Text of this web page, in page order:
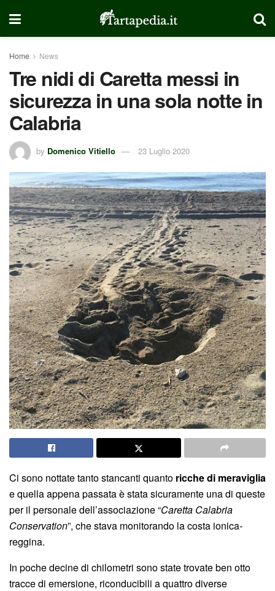
Home News
Tre nidi di Caretta messi in
sicurezza in una sola notte in
Calabria
by Domenico Vitiello 23 Luglio 2020
Ci sono nottate tanto stancanti quanto ricche di meraviglia
e quella appena passata è stata sicuramente una di queste
per il personale dell’associazione “Caretta Calabria
Conservation”, che stava monitorando la costa ionica-
reggina.
In poche decine di chilometri sono state trovate ben otto
tracce di emersione, riconducibili a quattro diverse